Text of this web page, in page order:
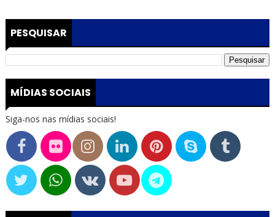
PESQUISAR
MÍDIAS SOCIAIS
Siga-nos nas mídias sociais!